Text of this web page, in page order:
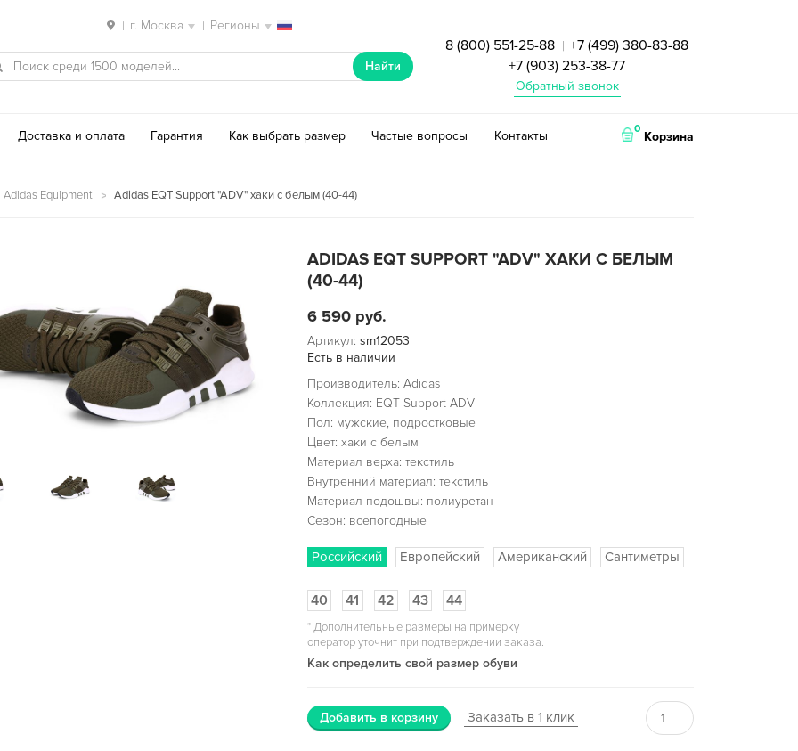
| г. Москва | Регионы
Найти
8 (800) 551-25-88 | +7 (499) 380-83-88
+7 (903) 253-38-77
Обратный звонок
Доставка и оплата Гарантия Как выбрать размер Частые вопросы Контакты 0
Корзина
Adidas Equipment Adidas EQT Support "ADV" хаки с белым (40-44)
ADIDAS EQT SUPPORT "ADV" ХАКИ С БЕЛЫМ
(40-44)
6 590 руб.
Артикул: sm12053
Есть в наличии
Производитель: Adidas
Коллекция: EQT Support ADV
Пол: мужские, подростковые
Цвет: хаки с белым
Материал верха: текстиль
Внутренний материал: текстиль
Материал подошвы: полиуретан
Сезон: всепогодные
Российский Европейский Американский Сантиметры
40 41 42 43 44
*Дополнительные размеры на примерку
оператор уточнит при подтверждении заказа.
Как определить свой размер обуви
Добавить в корзину Заказать в 1 клик